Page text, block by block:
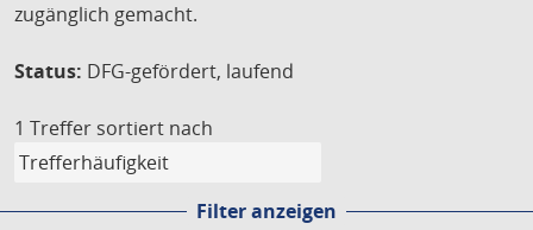
zugänglich gemacht.
Status: DFG-gefördert, laufend
1 Treffer sortiert nach
Filter anzeigen